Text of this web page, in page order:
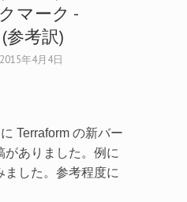
2015年4月4日
Terraform の新バー
がありました。例に
ました。参考程度に